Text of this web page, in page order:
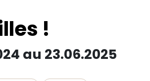
!
au 23.06.2025